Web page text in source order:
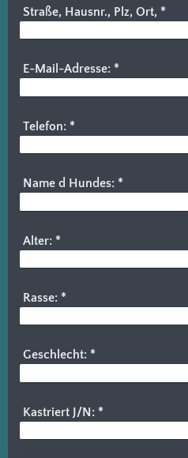
Straße, Hausnr., Plz, Ort, *
E-Mail-Adresse:*
Telefon:*
Name d Hundes:*
Alter:*
Rasse:*
Geschlecht:*
Kastriert J/N:*